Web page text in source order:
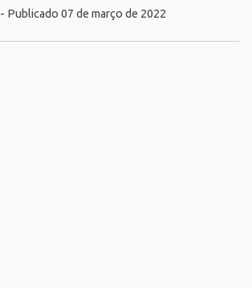
- Publicado 07 de março de 2022